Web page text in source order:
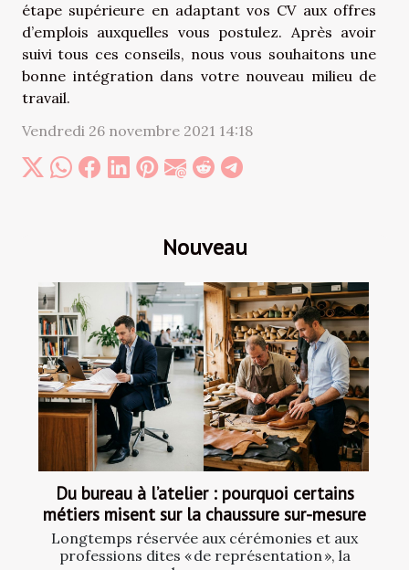
étape supérieure en adaptant vos CV aux offres
d’emplois auxquelles vous postulez. Après avoir
suivi tous ces conseils, nous vous souhaitons une
bonne intégration dans votre nouveau milieu de
travail.
Vendredi 26 novembre 2021 14:18
Nouveau
Du bureau à l’atelier : pourquoi certains
métiers misent sur la chaussure sur-mesure
Longtemps réservée aux cérémonies et aux
professions dites « de représentation », la